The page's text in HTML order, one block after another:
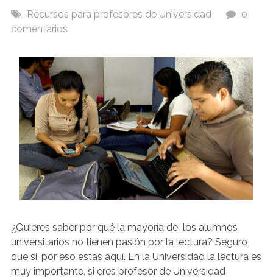
Recursos para profesores de Universidad
0
comentarios
¿Quieres saber por qué la mayoría de los alumnos
universitarios no tienen pasión por la lectura? Seguro
que si, por eso estas aquí. En la Universidad la lectura es
muy importante, si eres profesor de Universidad